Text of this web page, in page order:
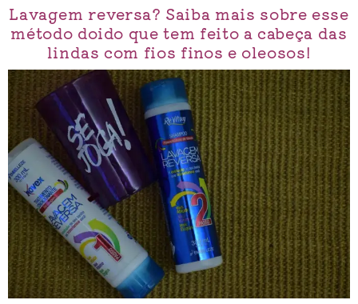
Lavagem reversa? Saiba mais sobre esse
método doido que tem feito a cabeça das
lindas com fios finos e oleosos!